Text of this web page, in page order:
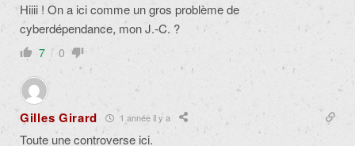
Hiiii ! On a ici comme un gros problème de
cyberdépendance, mon J.-C. ?
7 0
Gilles Girard 1 année il y a
Toute une controverse ici.